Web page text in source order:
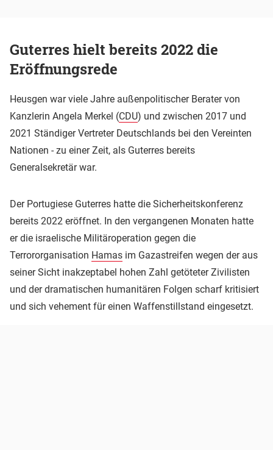
Guterres hielt bereits 2022 die
Eröffnungsrede
Heusgen war viele Jahre außenpolitischer Berater von
Kanzlerin Angela Merkel (CDU) und zwischen 2017 und
2021 Ständiger Vertreter Deutschlands bei den Vereinten
Nationen - zu einer Zeit, als Guterres bereits
Generalsekretär war.
Der Portugiese Guterres hatte die Sicherheitskonferenz
bereits 2022 eröffnet. In den vergangenen Monaten hatte
er die israelische Militäroperation gegen die
Terrororganisation Hamas im Gazastreifen wegen der aus
seiner Sicht inakzeptabel hohen Zahl getöteter Zivilisten
und der dramatischen humanitären Folgen scharf kritisiert
und sich vehement für einen Waffenstillstand eingesetzt.